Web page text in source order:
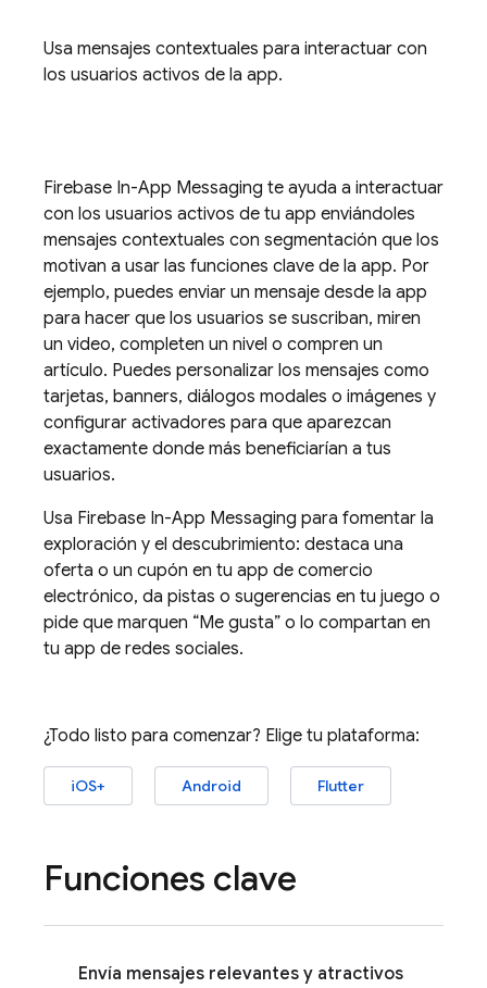
Usa mensajes contextuales para interactuar con
los usuarios activos de la app.
Firebase In-App Messaging te ayuda a interactuar
con los usuarios activos de tu app enviándoles
mensajes contextuales con segmentación que los
motivan a usar las funciones clave de la app. Por
ejemplo, puedes enviar un mensaje desde la app
para hacer que los usuarios se suscriban, miren
un video, completen un nivel o compren un
artículo. Puedes personalizar los mensajes como
tarjetas, banners, diálogos modales o imágenes y
configurar activadores para que aparezcan
exactamente donde más beneficiarían a tus
usuarios.
Usa Firebase In-App Messaging para fomentar la
exploración y el descubrimiento: destaca una
oferta o un cupón en tu app de comercio
electrónico, da pistas o sugerencias en tu juego o
pide que marquen “Me gusta” o lo compartan en
tu app de redes sociales.
¿Todo listo para comenzar? Elige tu plataforma:
iOS+ Android Flutter
Funciones clave
Envía mensajes relevantes y atractivos